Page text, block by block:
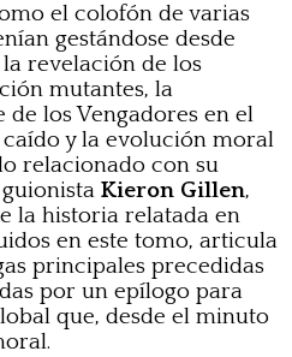
el colofón de varias
gestándose desde
revelación de los
mutantes, la
los Vengadores en el
caído y la evolución moral
relacionado con su
Kieron Gillen,
la historia relatada en
en este tomo, articula
principales precedidas
por un epílogo para
que, desde el minuto